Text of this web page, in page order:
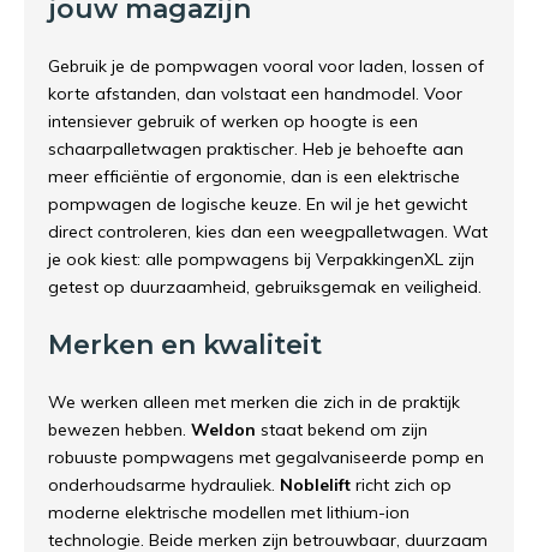
jouw magazijn
Gebruik je de pompwagen vooral voor laden, lossen of
korte afstanden, dan volstaat een handmodel. Voor
intensiever gebruik of werken op hoogte is een
schaarpalletwagen praktischer. Heb je behoefte aan
meer efficiëntie of ergonomie, dan is een elektrische
pompwagen de logische keuze. En wil je het gewicht
direct controleren, kies dan een weegpalletwagen. Wat
je ook kiest: alle pompwagens bij VerpakkingenXL zijn
getest op duurzaamheid, gebruiksgemak en veiligheid.
Merken en kwaliteit
We werken alleen met merken die zich in de praktijk
bewezen hebben. Weldon staat bekend om zijn
robuuste pompwagens met gegalvaniseerde pomp en
onderhoudsarme hydrauliek. Noblelift richt zich op
moderne elektrische modellen met lithium-ion
technologie. Beide merken zijn betrouwbaar, duurzaam